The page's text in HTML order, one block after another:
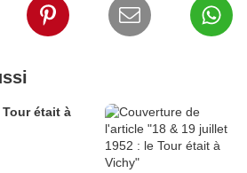
était à